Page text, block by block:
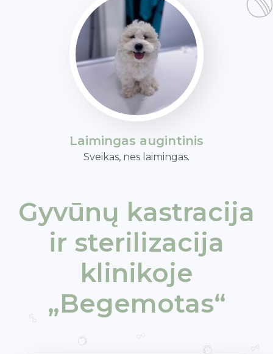
Laimingas augintinis
Sveikas, nes laimingas.
Gyvūnų kastracija
ir sterilizacija
klinikoje
„Begemotas“